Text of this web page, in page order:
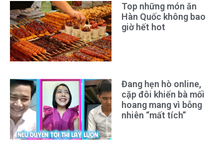
Top những món ăn
Hàn Quốc không bao
giờ hết hot
Đang hẹn hò online,
cặp đôi khiến bà mối
hoang mang vì bỗng
nhiên “mất tích”